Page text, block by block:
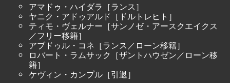
アマドゥ・ハイダラ［ランス］
ヤニク・アドゥアルド［ドルトレヒト］
ティモ・ヴェルナー［サンノゼ・アースクエイクス
／フリー移籍］
アブドゥル・コネ［ランス／ローン移籍］
ロバート・ラムサック［ザントハウゼン／ローン移
籍］
ケヴィン・カンプル［引退］